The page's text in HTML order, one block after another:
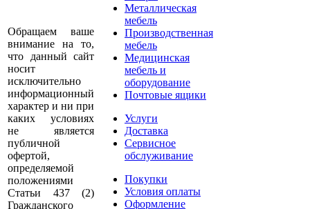
Обращаем ваше
внимание на то,
что данный сайт
носит
исключительно
информационный
характер и ни при
каких условиях
не является
публичной
офертой,
определяемой
положениями
Статьи 437 (2)
Гражданского
Металлическая
мебель
Производственная
мебель
Медицинская
мебель и
оборудование
Почтовые ящики
Услуги
Доставка
Сервисное
обслуживание
Покупки
Условия оплаты
Оформление